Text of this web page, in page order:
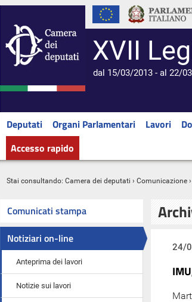
XVII
dal 15/03/2013 - al 22/
Deputati Organi Parlamentari Lavori
Accesso rapido
Stai consultando: Camera dei deputati › Comunicazione ›
Comunicati stampa
Notiziari on-line
Anteprima dei lavori
Notizie sui lavori
24/